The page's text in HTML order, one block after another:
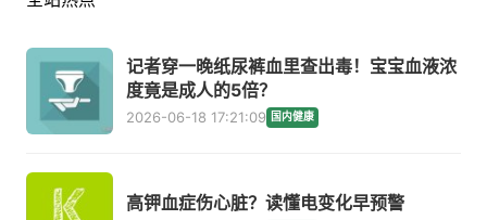
记者穿一晚纸尿裤血里查出毒！宝宝血液浓
度竟是成人的5倍？
2026-06-18 17:21:09 国内健康
高钾血症伤心脏？读懂电变化早预警